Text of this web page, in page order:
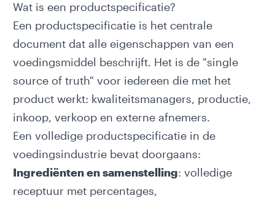
Wat is een productspecificatie?
Een productspecificatie is het centrale
document dat alle eigenschappen van een
voedingsmiddel beschrijft. Het is de "single
source of truth" voor iedereen die met het
product werkt: kwaliteitsmanagers, productie,
inkoop, verkoop en externe afnemers.
Een volledige productspecificatie in de
voedingsindustrie bevat doorgaans:
Ingrediënten en samenstelling: volledige
receptuur met percentages,